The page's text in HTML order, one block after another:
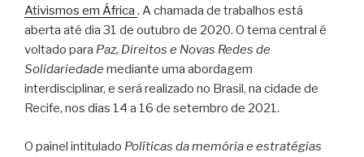
Ativismos em África . A chamada de trabalhos está
aberta até dia 31 de outubro de 2020. O tema central é
voltado para Paz, Direitos e Novas Redes de
Solidariedade mediante uma abordagem
interdisciplinar, e será realizado no Brasil, na cidade de
Recife, nos dias 14 a 16 de setembro de 2021.
O painel intitulado Políticas da memória e estratégias